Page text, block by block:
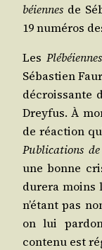
béiennes de
19 numé­ros
LesPlé­béiennes
Sébas­tien
décrois­sante
Drey­fus. À
de réac­tion
Publi­ca­tions
une bonne
dure­ra moins
n’é­tant pas
on lui
conte­nu est